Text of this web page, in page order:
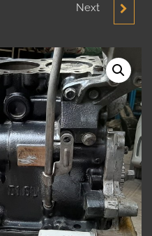
HYUNDAİ ELANTRA
2015 SIFIR YENİ ÜRÜN
Next